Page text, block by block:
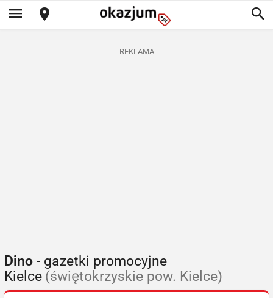
REKLAMA
Dino - gazetki promocyjne
Kielce (świętokrzyskie pow. Kielce)